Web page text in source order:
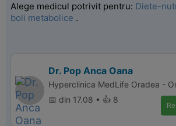
Alege medicul potrivit pentru: Diete-
boli metabolice .
Dr. Pop Anca Oana
Hyperclinica MedLife Oradea -
📅 din 17.08 • 👍 8